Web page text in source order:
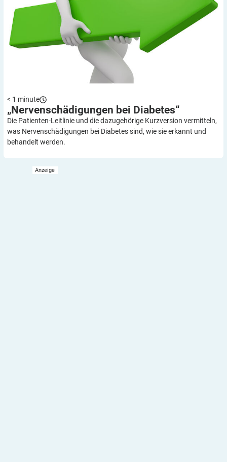
< 1 minute
„Nervenschädigungen bei Diabetes“
Die Patienten-Leitlinie und die dazugehörige Kurzversion vermitteln,
was Nervenschädigungen bei Diabetes sind, wie sie erkannt und
behandelt werden.